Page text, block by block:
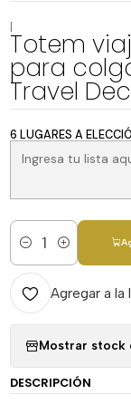
|
Totem
para
Travel
6 LUGARES A
Cantidad
Agregar a
Mostrar stock
DESCRIPCIÓN